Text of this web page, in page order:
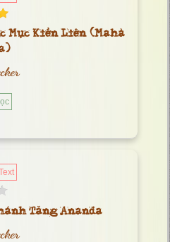
Mục Kiền Liên (Mahà
Tăng Ananda